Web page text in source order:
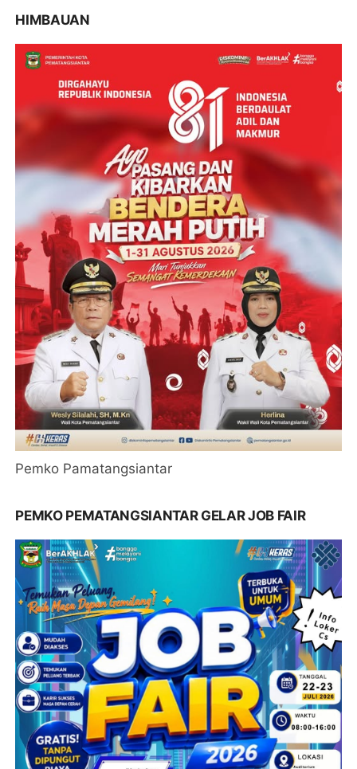
HIMBAUAN
Pemko Pamatangsiantar
PEMKO PEMATANGSIANTAR GELAR JOB FAIR